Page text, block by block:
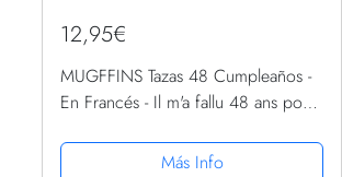
12,95€
MUGFFINS Tazas 48 Cumpleaños -
En Francés - Il m'a fallu 48 ans pour
Regalo original y divertido
Más Info